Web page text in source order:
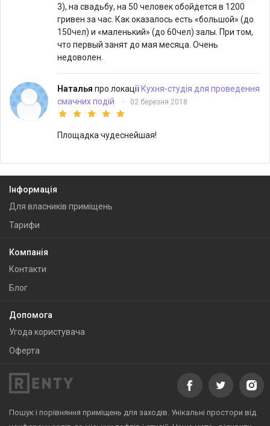
3), на свадьбу, на 50 человек обойдется в 1200
гривен за час. Как оказалось есть «большой» (до
150чел) и «маленький» (до 60чел) залы. При том,
что первый занят до мая месяца. Очень
недоволен.
Наталья про локації Кухня-студія для проведення
смачних подій
· 02 березня 2018
Площадка чудеснейшая!
Інформація
Для власників приміщень
Тарифи
Компанія
Контакти
Блог
Допомога
Угода користувача
Оферта
Пошук і порівняння приміщень для заходів. Унікальні простори від